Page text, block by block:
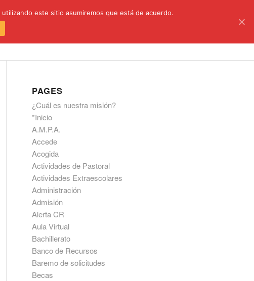
PAGES
¿Cuál es nuestra misión?
*Inicio
A.M.P.A.
Accede
Acogida
Actividades de Pastoral
Actividades Extraescolares
Administración
Admisión
Alerta CR
Aula Virtual
Bachillerato
Banco de Recursos
Baremo de solicitudes
Becas
este sitio asumiremos que está de acuerdo.